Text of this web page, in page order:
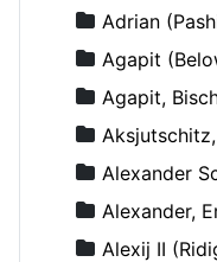
Adrian
Agapit
Agapit,
Alexander
Alexander,
Alexij II